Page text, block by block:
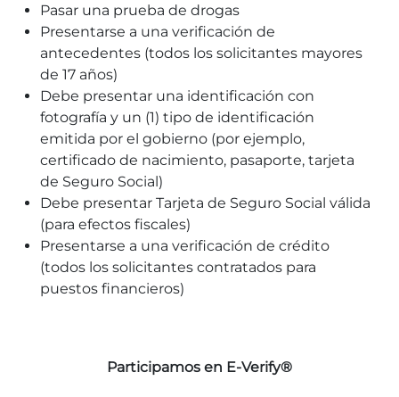
Pasar una prueba de drogas
Presentarse a una verificación de
antecedentes (todos los solicitantes mayores
de 17 años)
Debe presentar una identificación con
fotografía y un (1) tipo de identificación
emitida por el gobierno (por ejemplo,
certificado de nacimiento, pasaporte, tarjeta
de Seguro Social)
Debe presentar Tarjeta de Seguro Social válida
(para efectos fiscales)
Presentarse a una verificación de crédito
(todos los solicitantes contratados para
puestos financieros)
Participamos en E-Verify®